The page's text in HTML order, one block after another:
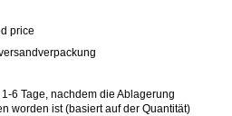
price
6 Tage, nachdem die Ablagerung
worden ist (basiert auf der Quantität)